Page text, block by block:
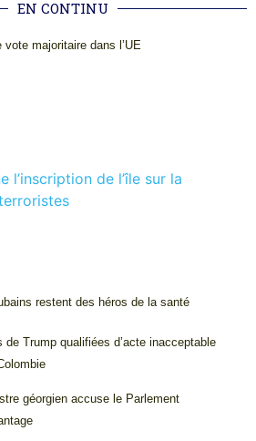
EN CONTINU
vote majoritaire dans l’UE
l’inscription de l’île sur la
restent des héros de la santé
de Trump qualifiées d’acte inacceptable
géorgien accuse le Parlement